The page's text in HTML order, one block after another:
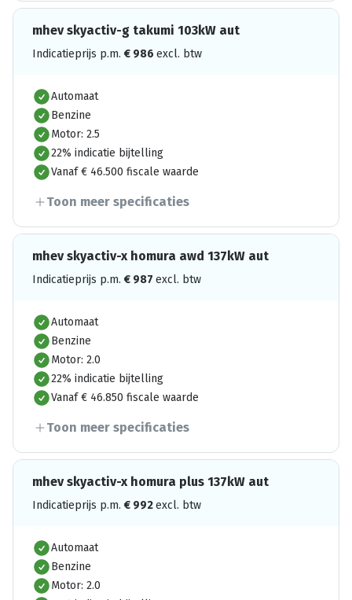
mhev skyactiv-g takumi 103kW aut
Indicatieprijs p.m. € 986 excl. btw
Automaat
Benzine
Motor: 2.5
22% indicatie bijtelling
Vanaf € 46.500 fiscale waarde
Toon meer specificaties
mhev skyactiv-x homura awd 137kW aut
Indicatieprijs p.m. € 987 excl. btw
Automaat
Benzine
Motor: 2.0
22% indicatie bijtelling
Vanaf € 46.850 fiscale waarde
Toon meer specificaties
mhev skyactiv-x homura plus 137kW aut
Indicatieprijs p.m. € 992excl. btw
Automaat
Benzine
Motor: 2.0